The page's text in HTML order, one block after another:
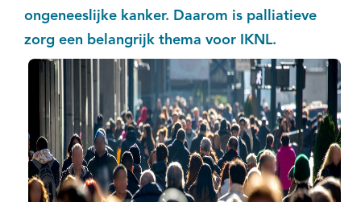
IKNL and the NCR
Itemsets
Nieuws
Projecten
ongeneeslijke kanker. Daarom is palliatieve
zorg een belangrijk thema voor IKNL.